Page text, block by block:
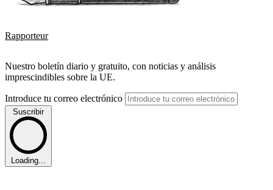
Rapporteur
Nuestro boletín diario y gratuito, con noticias y análisis
imprescindibles sobre la UE.
Introduce tu correo electrónico
Suscribir
Loading...